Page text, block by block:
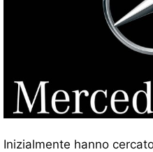
Inizialmente hanno